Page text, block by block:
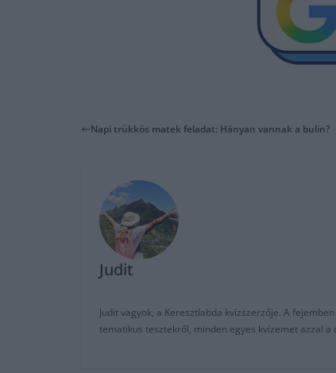
Napi trükkös matek feladat: Hányan vannak a bulin?
Judit
Judit vagyok, a Keresztlabda kvízszerzője. A
tematikus tesztekről, minden egyes kvízemet azzal